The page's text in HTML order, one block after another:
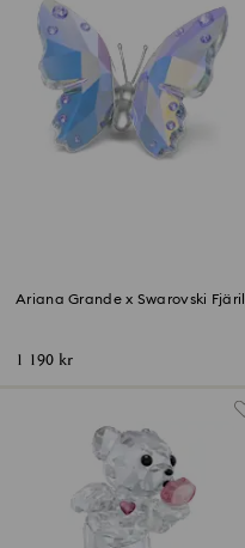
‎Ariana Grande x Swarovski Fjäril
1 190 kr